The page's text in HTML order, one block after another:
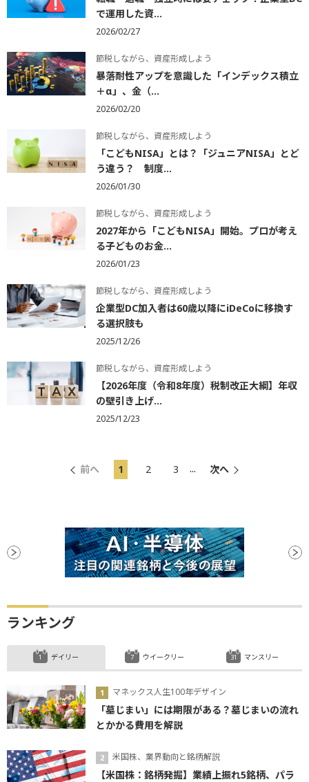
で運用した資...
2026/02/27
節税しながら、資産形成しよう
暴落耐性アップを意識した「インデックス積立
＋α」、金（...
2026/02/20
節税しながら、資産形成しよう
「こどもNISA」とは？「ジュニアNISA」とど
う違う？ 制度...
2026/01/30
節税しながら、資産形成しよう
2027年から「こどもNISA」開始。プロが考え
る子どものお金...
2026/01/23
節税しながら、資産形成しよう
企業型DC加入者は60歳以降にiDeCoに移換す
る選択肢も
2025/12/26
節税しながら、資産形成しよう
【2026年度（令和8年度）税制改正大綱】年収
の壁引き上げ...
2025/12/23
前へ 1 2 3 ... 次へ
ランキング
デイリー
マネックス人生100年デザイン
「墓じまい」には期限がある？墓じまいの流れ
とかかる費用を解説
米国株、業界動向と銘柄解説
【米国株：銘柄発掘】業績上振れ5銘柄、パラ
ウイークリー マンスリー